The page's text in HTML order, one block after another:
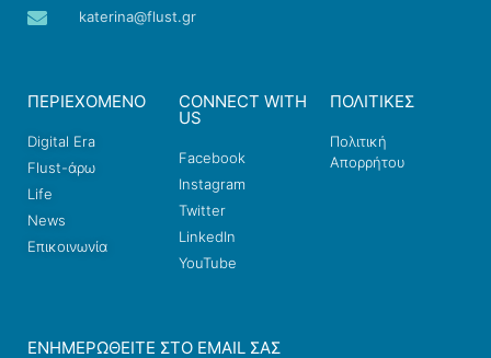
katerina@flust.gr
ΠΕΡΙΕΧΟΜΕΝΟ
Digital Era
Flust-άρω
Life
News
Επικοινωνία
CONNECT WITH
US
Facebook
Instagram
Twitter
LinkedIn
YouTube
ΠΟΛΙΤΙΚΕΣ
Πολιτική
Απορρήτου
ΕΝΗΜΕΡΩΘΕΊΤΕ ΣΤΟ EMAIL ΣΑΣ